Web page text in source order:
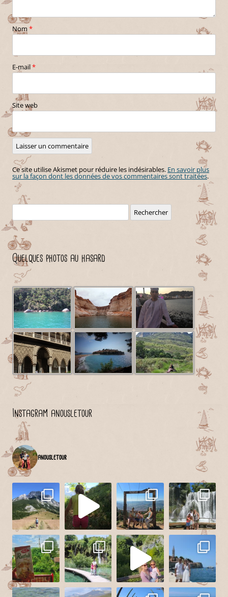
Nom *
E-mail*
Site web
Ce site utilise Akismet pour réduire les indésirables. En savoir plus
sur la façon dont les données de vos commentaires sont traitées.
Quelques photos au hasard
Instagram anousletour
anousletour